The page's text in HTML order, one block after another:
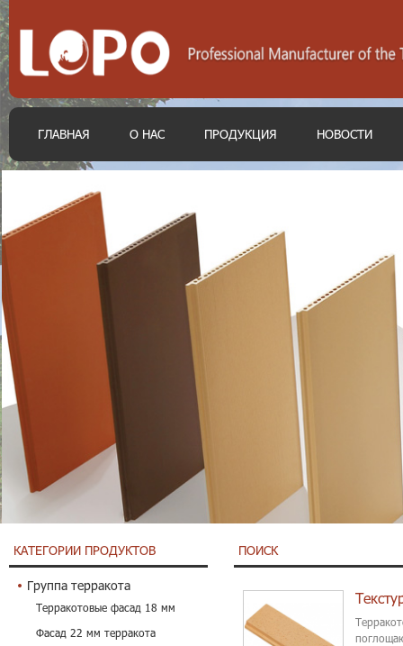
ГЛАВНАЯ О НАС ПРОДУКЦИЯ НОВОСТИ
КАТЕГОРИИ ПРОДУКТОВ
Группа терракота
Терракотовые фасад 18 мм
Фасад 22 мм терракота
ПОИСК